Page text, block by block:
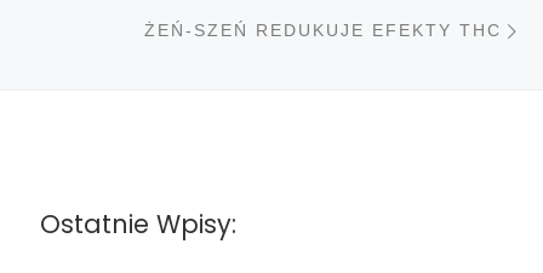
ŻEŃ-SZEŃ REDUKUJE EFEKTY THC
Ostatnie Wpisy: